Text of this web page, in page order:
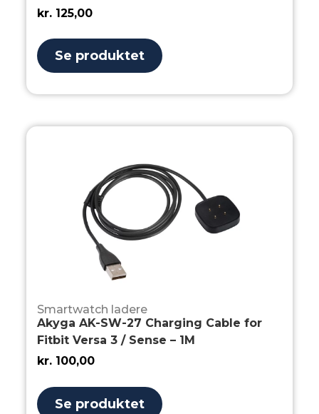
kr. 125,00
Se produktet
Smartwatch ladere
Akyga AK-SW-27 Charging Cable for
Fitbit Versa 3 / Sense – 1M
kr. 100,00
Se produktet